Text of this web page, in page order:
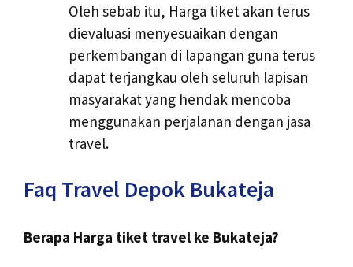
Oleh sebab itu, Harga tiket akan terus
dievaluasi menyesuaikan dengan
perkembangan di lapangan guna terus
dapat terjangkau oleh seluruh lapisan
masyarakat yang hendak mencoba
menggunakan perjalanan dengan jasa
travel.
Faq Travel Depok Bukateja
Berapa Harga tiket travel ke Bukateja?